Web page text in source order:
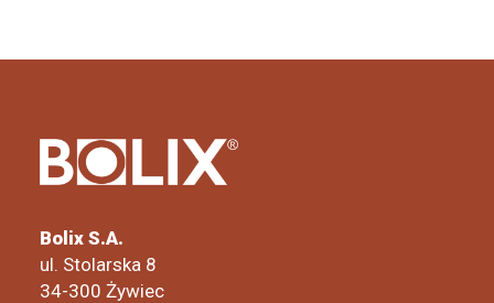
Bolix S.A.
ul. Stolarska 8
34-300 Żywiec